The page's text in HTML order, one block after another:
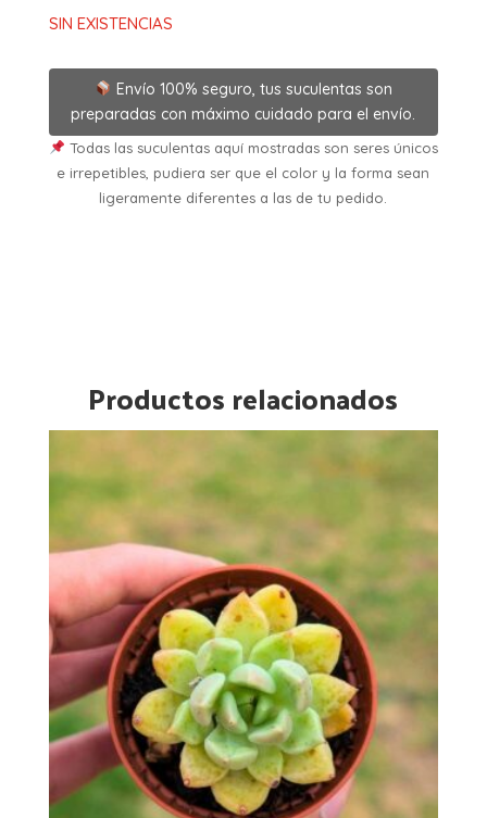
SIN EXISTENCIAS
Envío 100% seguro, tus suculentas son
preparadas con máximo cuidado para el envío.
Todas las suculentas aquí mostradas son seres únicos
e irrepetibles, pudiera ser que el color y la forma sean
ligeramente diferentes a las de tu pedido.
Productos relacionados